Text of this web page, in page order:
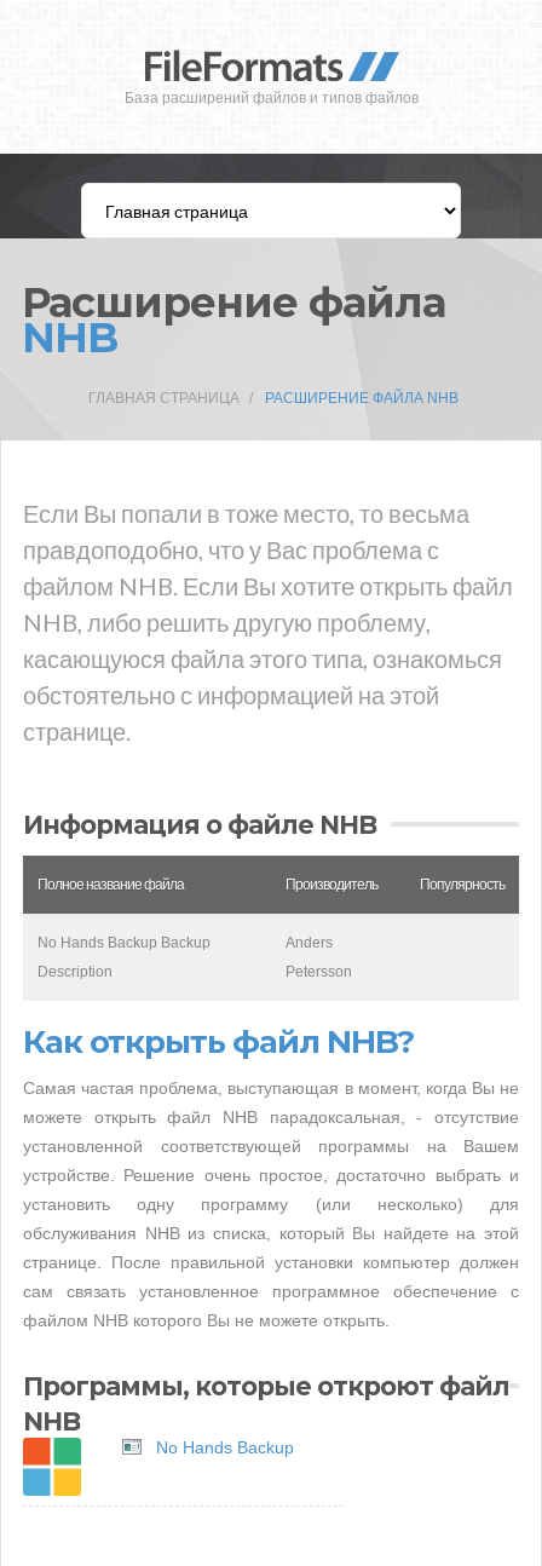
База расширений файлов и типов файлов
Расширение файла
NHB
ГЛАВНАЯ СТРАНИЦА РАСШИРЕНИЕ ФАЙЛА NHB
Если Вы попали в тоже место, то весьма
правдоподобно, что у Вас проблема с
файлом NHB. Если Вы хотите открыть файл
NHB, либо решить другую проблему,
касающуюся файла этого типа, ознакомься
обстоятельно с информацией на этой
странице.
Информация о файле NHB
Полное название файла Производитель Популярность
No Hands Backup Backup
Description
Anders
Petersson
Как открыть файл NHB?
Самая частая проблема, выступающая в момент, когда Вы не
можете открыть файл NHB парадоксальная, - отсутствие
установленной соответствующей программы на Вашем
устройстве. Решение очень простое, достаточно выбрать и
установить одну программу (или несколько) для
обслуживания NHB из списка, который Вы найдете на этой
странице. После правильной установки компьютер должен
сам связать установленное программное обеспечение с
файлом NHB которого Вы не можете открыть.
Программы, которые откроют файл
NHB
No Hands Backup